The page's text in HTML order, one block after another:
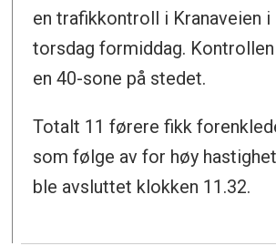
en trafikkontroll i Kranaveien i
torsdag formiddag.
en 40-sone på stedet.
Totalt 11 førere fikk
som følge av for høy
ble avsluttet klokken 11.32.